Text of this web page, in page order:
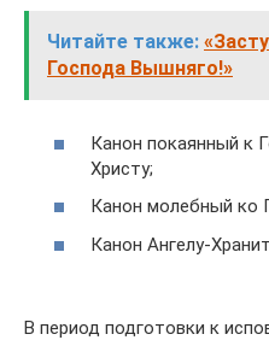
Читайте также:
Господа Вышняго!»
Канон покаянный к
Христу;
Канон молебный ко
Канон Ангелу-
В период подготовки к